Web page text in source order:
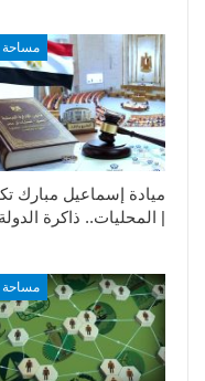
مساحة
ميادة إسماعيل مبارك
| المحليات.. ذاكرة الدولة
مساحة